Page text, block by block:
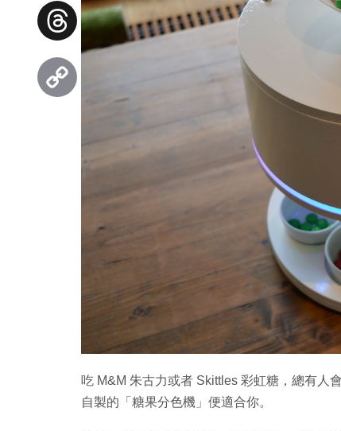
吃 M&M 朱古力或者 Skittles 彩虹糖，總有人
自製的「糖果分色機」便適合你。
Facebook
Threads